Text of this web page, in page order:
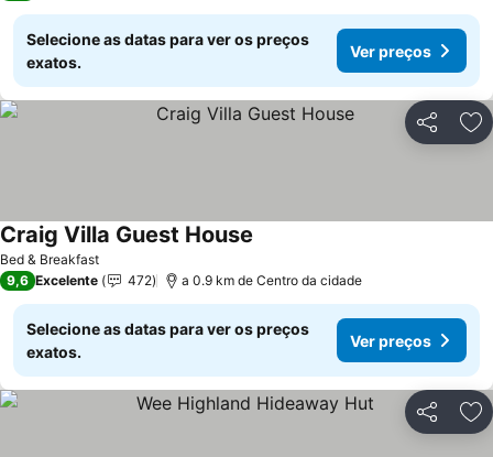
Selecione as datas para ver os preços
exatos.
Ver preços
Partilhar
Bed & Breakfast
Craig Villa Guest House
9,6 Excelente 472 a 0.9 km de Centro da cidade
Selecione as datas para ver os preços
exatos.
Ver preços
Partilhar